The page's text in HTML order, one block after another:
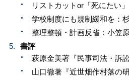
リストカットor「死にたい
学校制度にも規制緩和を：
整理整頓・計画反省：小笠
書評
萩原金美著『民事司法・訴
山口徹著『近世畑作村落の